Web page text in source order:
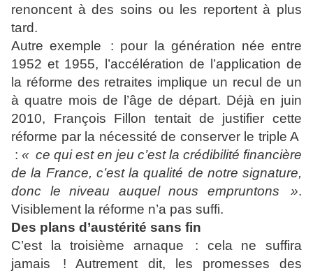
renoncent à des soins ou les reportent à plus
tard.
Autre exemple : pour la génération née entre
1952 et 1955, l’accélération de l’application de
la réforme des retraites implique un recul de un
à quatre mois de l’âge de départ. Déjà en juin
2010, François Fillon tentait de justifier cette
réforme par la nécessité de conserver le triple A
: « ce qui est en jeu c’est la crédibilité financière
de la France, c’est la qualité de notre signature,
donc le niveau auquel nous empruntons ».
Visiblement la réforme n’a pas suffi.
Des plans d’austérité sans fin
C’est la troisième arnaque : cela ne suffira
jamais ! Autrement dit, les promesses des